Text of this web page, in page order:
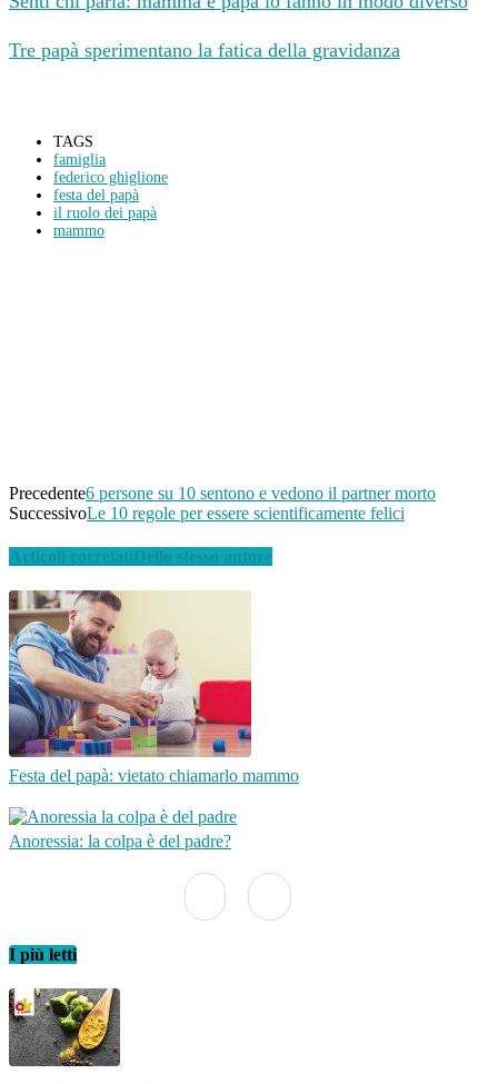
Tre papà sperimentano la fatica della gravidanza
TAGS
famiglia
federico ghiglione
festa del papà
il ruolo dei papà
mammo
Precedente6 persone su 10 sentono e vedono il partner morto
SuccessivoLe 10 regole per essere scientificamente felici
Festa del papà: vietato chiamarlo mammo
Anoressia: la colpa è del padre?
I più letti